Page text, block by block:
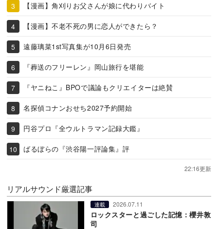
【漫画】角刈りお父さんが娘に代わりバイト
【漫画】不老不死の男に恋人ができたら？
遠藤璃菜1st写真集が10月6日発売
『葬送のフリーレン』岡山旅行を堪能
『ヤニねこ』BPOで議論もクリエイターは絶賛
名探偵コナンおせち2027予約開始
円谷プロ『全ウルトラマン記録大鑑』
ばるぼらの『渋谷陽一評論集』評
22:16更新
リアルサウンド厳選記事
連載 2026.07.11
ロックスターと過ごした記憶：櫻井敦
司